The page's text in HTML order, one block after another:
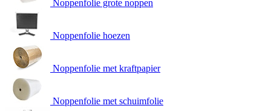
Noppenfolie grote noppen
Noppenfolie hoezen
Noppenfolie met kraftpapier
Noppenfolie met schuimfolie